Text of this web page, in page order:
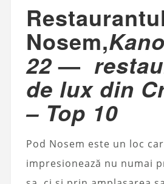
Nosem,
22—
de lux din
– Top 10
Pod Nosem este un loc
impresionează nu numai